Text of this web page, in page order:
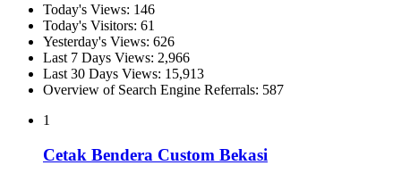
Today's Views: 146
Today's Visitors: 61
Yesterday's Views: 626
Last 7 Days Views: 2,966
Last 30 Days Views: 15,913
Overview of Search Engine Referrals: 587
1
Cetak Bendera Custom Bekasi